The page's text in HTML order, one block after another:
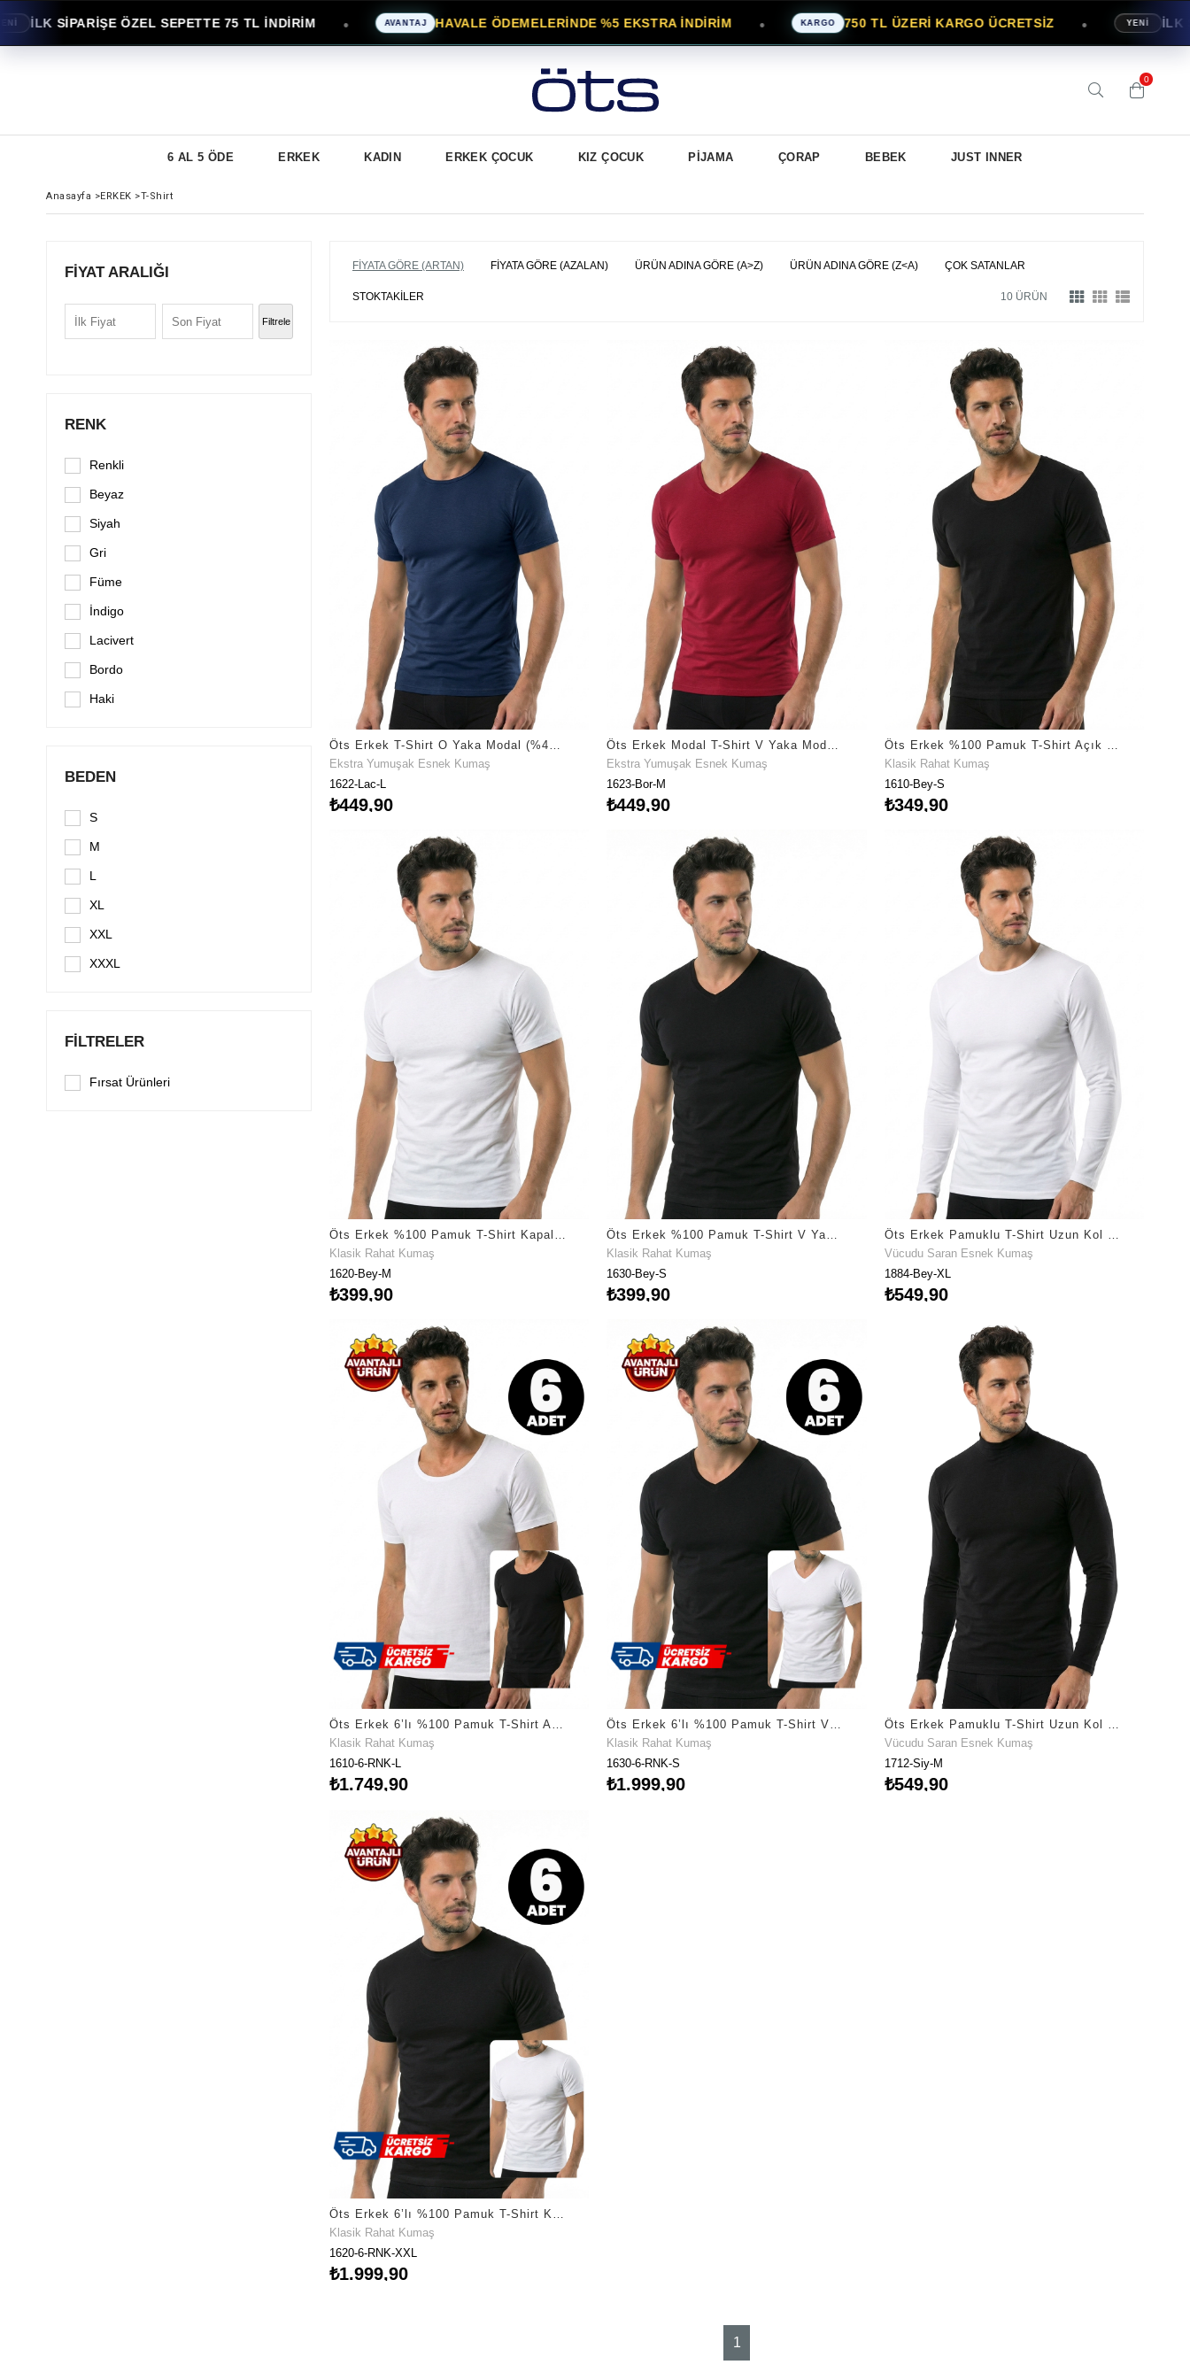
SİPARİŞE ÖZEL SEPETTE 75 TL İNDİRİM ● AVANTAJ HAVALE ÖDEMELERİNDE %5 EKSTRA İNDİRİM ● KARGO 750 TL ÜZERİ KARGO ÜCRETSİZ ● İLK
0
6 AL 5 ÖDE ERKEK KADIN ERKEK ÇOCUK KIZ ÇOCUK PİJAMA ÇORAP BEBEK JUST INNER
Anasayfa >ERKEK >T-Shirt
FIYAT ARALIĞI
Filtrele
RENK
Renkli
Beyaz
Siyah
Gri
Füme
İndigo
Lacivert
Bordo
Haki
BEDEN
S
M
L
XL
XXL
XXXL
FILTRELER
Fırsat Ürünleri
FIYATA GÖRE (ARTAN) FIYATA GÖRE (AZALAN) ÜRÜN ADINA GÖRE (A>Z) ÜRÜN ADINA GÖRE (Z<A) ÇOK SATANLAR
STOKTAKILER 10 ÜRÜN
Ekstra Yumuşak Esnek Kumaş
1622-Lac-L
₺449,90
Ekstra Yumuşak Esnek Kumaş
1623-Bor-M
₺449,90
Klasik Rahat Kumaş
1610-Bey-S
₺349,90
Klasik Rahat Kumaş
1620-Bey-M
₺399,90
Klasik Rahat Kumaş
1630-Bey-S
₺399,90
Vücudu Saran Esnek Kumaş
1884-Bey-XL
₺549,90
Klasik Rahat Kumaş
1610-6-RNK-L
₺1.749,90
Fırsat Ürünü
Klasik Rahat Kumaş
1630-6-RNK-S
₺1.999,90
Fırsat Ürünü
Vücudu Saran Esnek Kumaş
1712-Siy-M
₺549,90
Klasik Rahat Kumaş
1620-6-RNK-XXL
₺1.999,90
Fırsat Ürünü
1